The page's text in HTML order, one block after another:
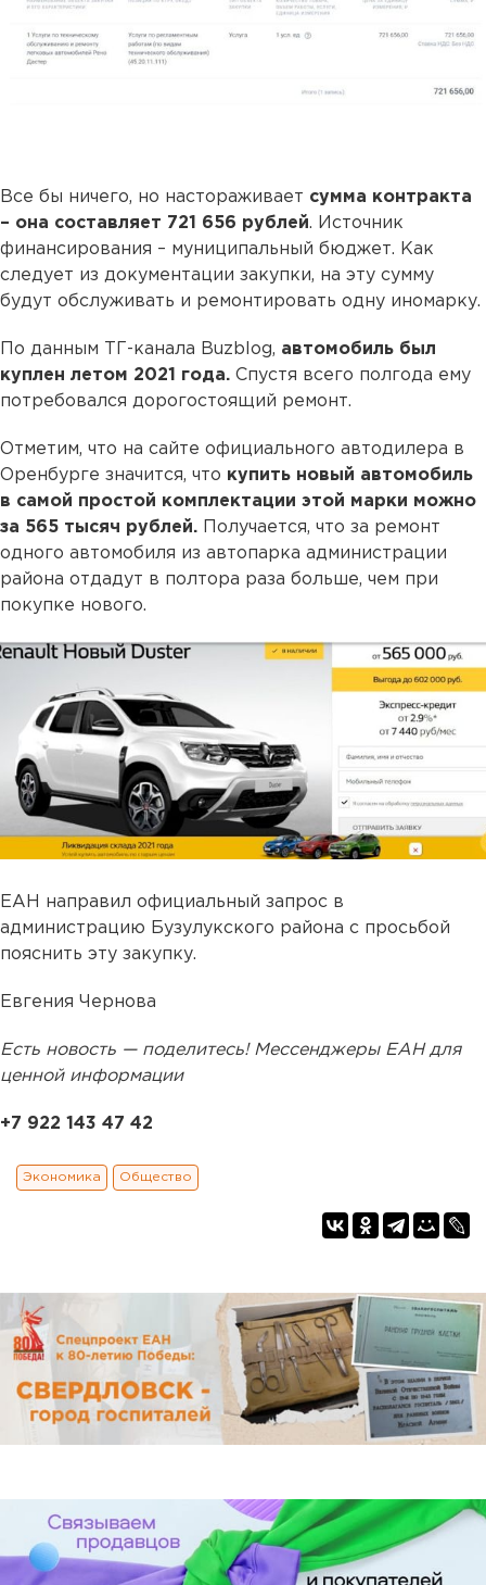
Все бы ничего, но настораживает сумма контракта
– она составляет 721 656 рублей. Источник
финансирования – муниципальный бюджет. Как
следует из документации закупки, на эту сумму
будут обслуживать и ремонтировать одну иномарку.
По данным ТГ-канала Buzblog, автомобиль был
куплен летом 2021 года. Спустя всего полгода ему
потребовался дорогостоящий ремонт.
Отметим, что на сайте официального автодилера в
Оренбурге значится, что купить новый автомобиль
в самой простой комплектации этой марки можно
за 565 тысяч рублей. Получается, что за ремонт
одного автомобиля из автопарка администрации
района отдадут в полтора раза больше, чем при
покупке нового.
ЕАН направил официальный запрос в
администрацию Бузулукского района с просьбой
пояснить эту закупку.
Евгения Чернова
Есть новость — поделитесь! Мессенджеры ЕАН для
ценной информации
+7 922 143 47 42
Экономика Общество